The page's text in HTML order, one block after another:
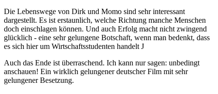
Die Lebenswege von Dirk und Momo sind sehr interessant
dargestellt. Es ist erstaunlich, welche Richtung manche Menschen
doch einschlagen können. Und auch Erfolg macht nicht zwingend
glücklich - eine sehr gelungene Botschaft, wenn man bedenkt, dass
es sich hier um Wirtschaftsstudenten handelt J
Auch das Ende ist überraschend. Ich kann nur sagen: unbedingt
anschauen! Ein wirklich gelungener deutscher Film mit sehr
gelungener Besetzung.